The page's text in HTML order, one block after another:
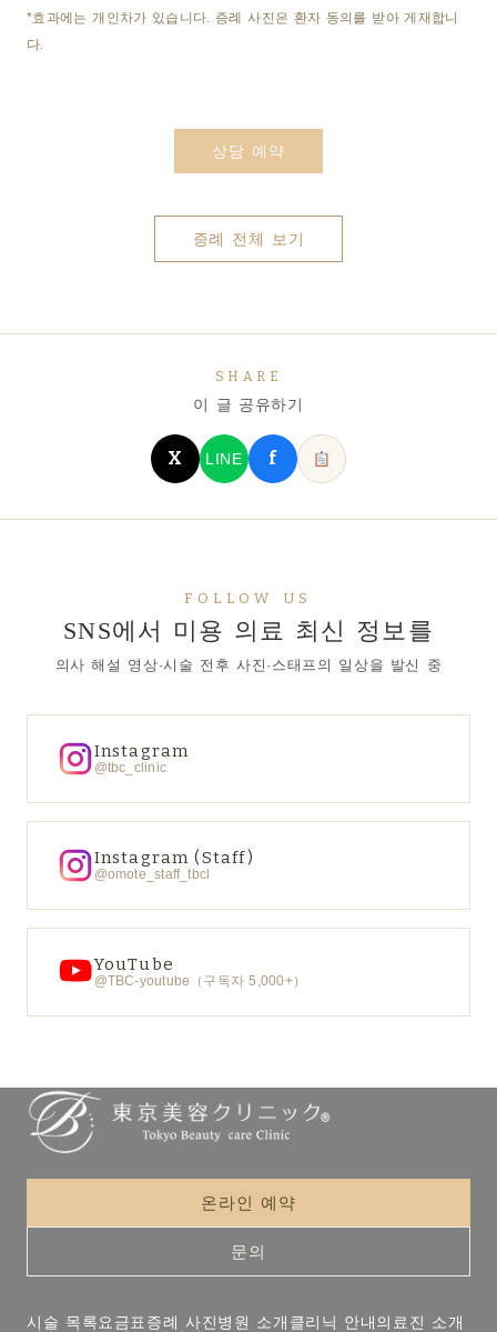
*효과에는 개인차가 있습니다. 증례 사진은 환자 동의를 받아 게재합니
다.
상담 예약
증례 전체 보기
SHARE
이 글 공유하기
X LINE f
FOLLOW US
SNS에서 미용 의료 최신 정보를
의사 해설 영상·시술 전후 사진·스태프의 일상을 발신 중
Instagram
@tbc_clinic
Instagram (Staff)
@omote_staff_tbcl
YouTube
@TBC-youtube（구독자 5,000+）
온라인 예약
문의
시술 목록요금표 증례 사진병원 소개 클리닉 안내의료진 소개